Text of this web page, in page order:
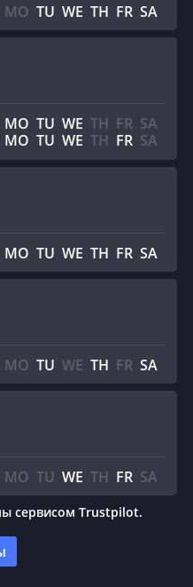
MO TU WE TH FR SA
MO TU WE TH FR SA
MO TU WE TH FR SA
MO TU WE TH FR SA
MO TU WE TH FR SA
MO TU WE TH FR SA
сервисом Trustpilot.